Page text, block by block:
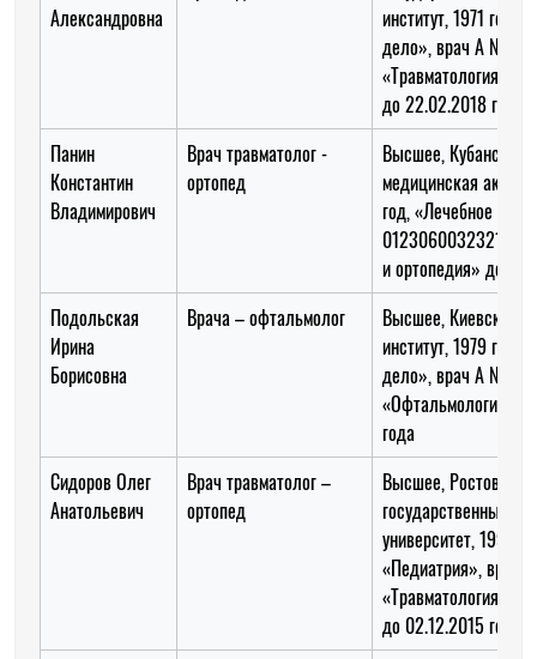
Александровна
институт, 1971 год,
дело», врач А №
«Травматология и
до 22.02.2018 года
Панин
Константин
Владимирович
Врач травматолог -
ортопед
Высшее, Кубанская
медицинская
год, «Лечебное
0123060032321
и ортопедия» до
Подольская
Ирина
Борисовна
Врача – офтальмолог
Высшее, Киевский
институт, 1979 год
дело», врач А №
«Офтальмология»
года
Сидоров Олег
Анатольевич
Врач травматолог –
ортопед
Высшее, Ростовский
государственный
университет, 1999
«Педиатрия», врач
«Травматология и
до 02.12.2015 года